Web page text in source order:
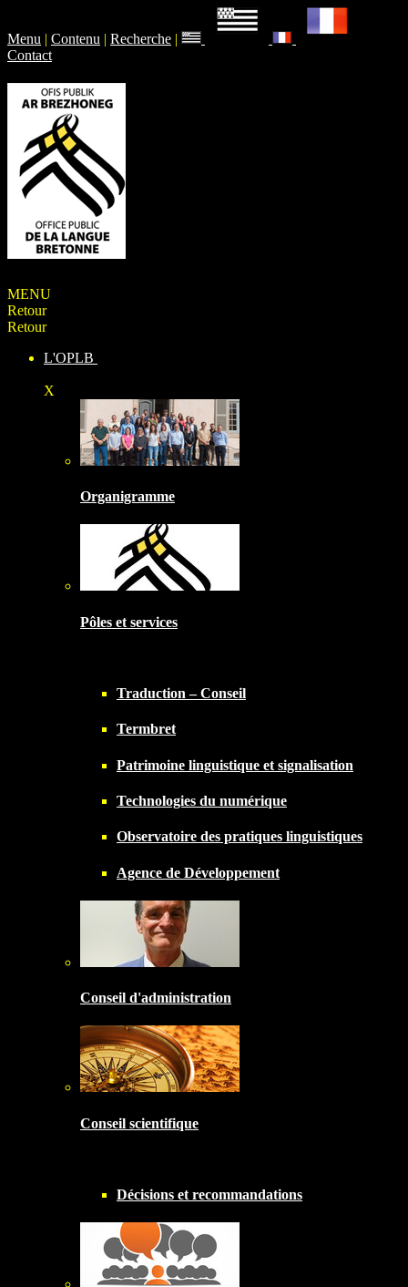
Menu | Contenu | Recherche |
Contact
MENU
Retour
Retour
L'OPLB
X
Organigramme
Pôles et services
Traduction – Conseil
Termbret
Patrimoine linguistique et signalisation
Technologies du numérique
Observatoire des pratiques linguistiques
Agence de Développement
Conseil d'administration
Conseil scientifique
Décisions et recommandations